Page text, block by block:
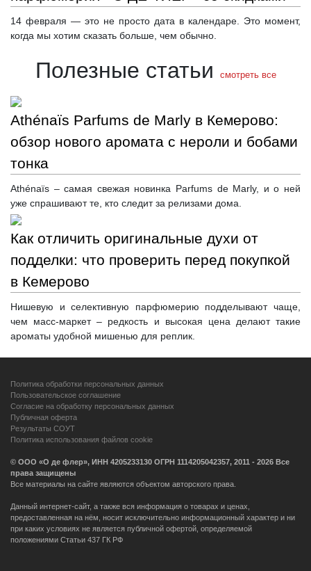
14 февраля — это не просто дата в календаре. Это момент,
когда мы хотим сказать больше, чем обычно.
Полезные статьи смотреть все
Athénaïs Parfums de Marly в Кемерово:
обзор нового аромата с нероли и бобами
тонка
Athénaïs – самая свежая новинка Parfums de Marly, и о ней
уже спрашивают те, кто следит за релизами дома.
Как отличить оригинальные духи от
подделки: что проверить перед покупкой
в Кемерово
Нишевую и селективную парфюмерию подделывают чаще,
чем масс-маркет – редкость и высокая цена делают такие
ароматы удобной мишенью для реплик.
Политика обработки персональных данных
Пользовательское соглашение
Согласие на обработку персональных данных
Публичная оферта
Результаты СОУТ
Политика использования файлов cookie
© ООО «О де флер», ИНН 4205233130 ОГРН 1114205042357, 2011 - 2026 Все
права защищены
Все материалы на сайте являются объектом авторского права.
Данный интернет-сайт, а также вся информация о товарах и ценах,
предоставленная на нём, носит исключительно информационный характер и ни
при каких условиях не является публичной офертой, определяемой
положениями Статьи 437 ГК РФ